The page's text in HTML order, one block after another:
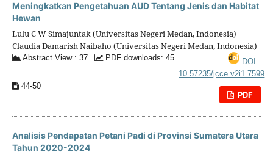
Meningkatkan Pengetahuan AUD Tentang Jenis dan Habitat
Hewan
Lulu C W Simajuntak (Universitas Negeri Medan, Indonesia)
Claudia Damarish Naibaho (Universitas Negeri Medan, Indonesia)
Abstract View : 37 PDF downloads: 45
DOI :
10.57235/jcce.v2i1.7599
44-50
PDF
Analisis Pendapatan Petani Padi di Provinsi Sumatera Utara
Tahun 2020-2024